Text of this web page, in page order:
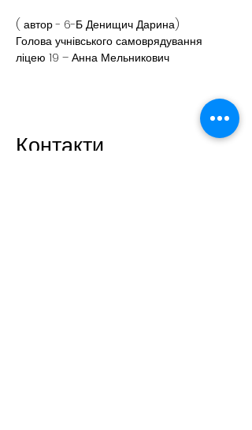
( автор - 6-Б Денищич Дарина)
Голова учнівського самоврядування
ліцею 19 – Анна Мельникович
Контакти